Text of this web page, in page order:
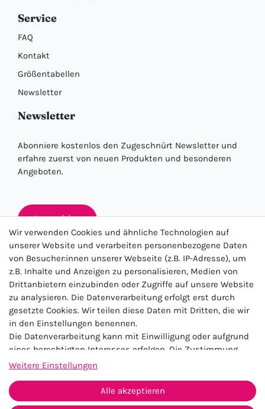
Service
FAQ
Kontakt
Größentabellen
Newsletter
Newsletter
Abonniere kostenlos den Zugeschnürt Newsletter und
erfahre zuerst von neuen Produkten und besonderen
Angeboten.
Anmelden
★★★★★
4.5 / 5.0 (23.143)
Impressum Daten­schutz­erklärung
AGB
Widerrufs­recht
Kontakt
Wir verwenden Cookies und ähnliche Technologien auf
unserer Website und verarbeiten personenbezogene Daten
von Besucher:innen unserer Webseite (z.B. IP-Adresse), um
z.B. Inhalte und Anzeigen zu personalisieren, Medien von
Drittanbietern einzubinden oder Zugriffe auf unsere Website
zu analysieren. Die Datenverarbeitung erfolgt erst durch
gesetzte Cookies. Wir teilen diese Daten mit Dritten, die wir
in den Einstellungen benennen.
Die Datenverarbeitung kann mit Einwilligung oder aufgrund
eines berechtigten Interesses erfolgen. Die Zustimmung
kann erteilt oder abgelehnt werden. Es besteht das Recht,
Zeitpunkt zu ändern oder zu widerrufen. Beachten Sie unser
Impressumund weitere Hinweise zur Verwendung
Weitere Einstellungen
Alle akzeptieren